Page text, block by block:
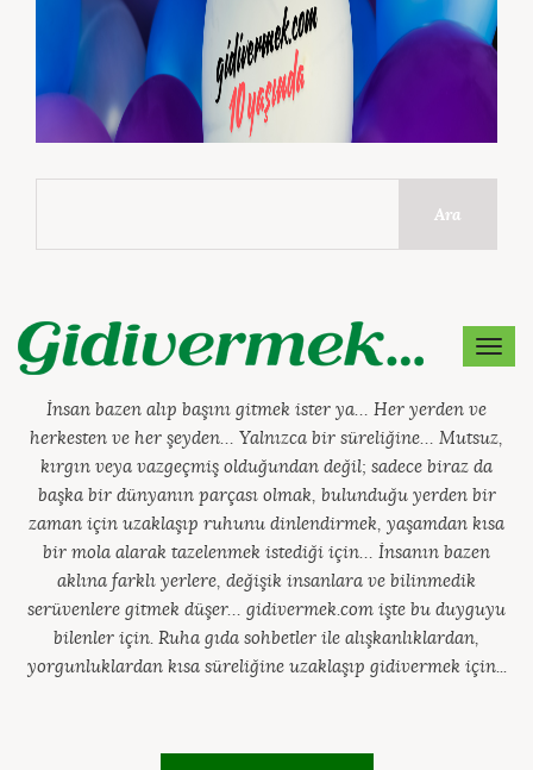
Ara
İnsan bazen alıp başını gitmek ister ya… Her yerden ve
herkesten ve her şeyden… Yalnızca bir süreliğine… Mutsuz,
kırgın veya vazgeçmiş olduğundan değil; sadece biraz da
başka bir dünyanın parçası olmak, bulunduğu yerden bir
zaman için uzaklaşıp ruhunu dinlendirmek, yaşamdan kısa
bir mola alarak tazelenmek istediği için… İnsanın bazen
aklına farklı yerlere, değişik insanlara ve bilinmedik
serüvenlere gitmek düşer… gidivermek.com işte bu duyguyu
bilenler için. Ruha gıda sohbetler ile alışkanlıklardan,
yorgunluklardan kısa süreliğine uzaklaşıp gidivermek için...